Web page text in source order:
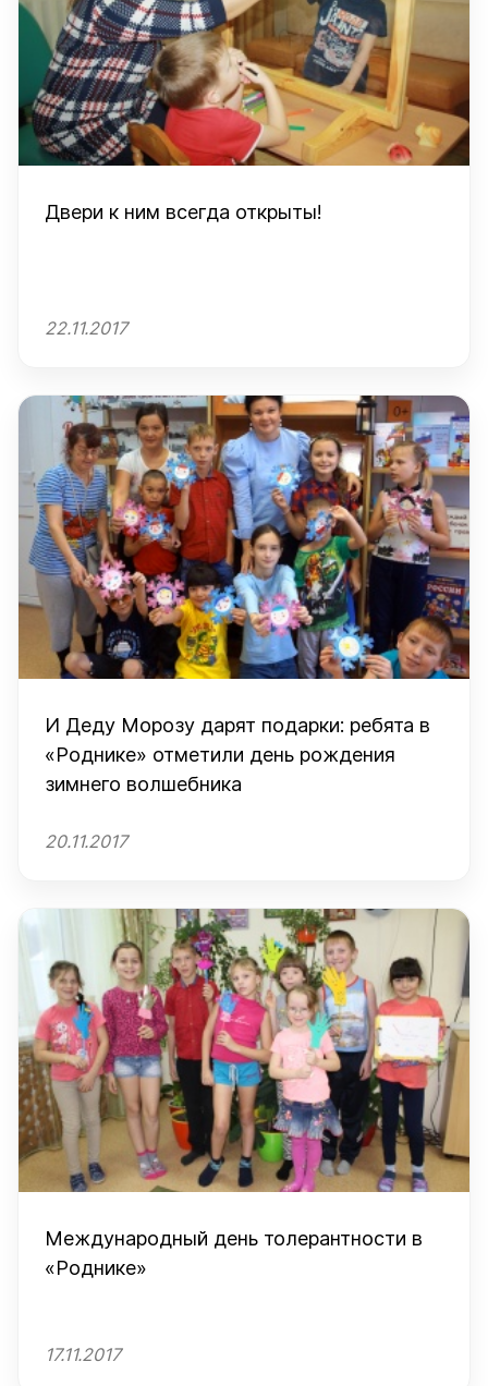
Двери к ним всегда открыты!
22.11.2017
И Деду Морозу дарят подарки: ребята в
«Роднике» отметили день рождения
зимнего волшебника
20.11.2017
Международный день толерантности в
«Роднике»
17.11.2017